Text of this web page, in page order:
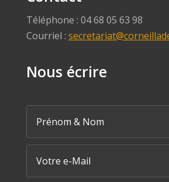
Téléphone : 04 68 05 63 98
Courriel :
Nous écrire